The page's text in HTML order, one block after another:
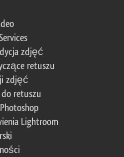
zdjęć
retuszu
zdjęć
retuszu
Lightroom